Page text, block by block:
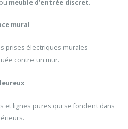
meuble d’entrée discret.
mural
prises électriques murales
contre un mur.
et lignes pures qui se fondent dans